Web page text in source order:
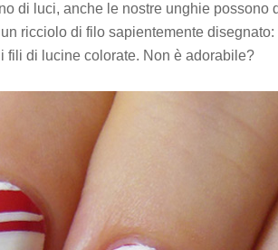
di luci, anche le nostre unghie possono
ricciolo di filo sapientemente
fili di lucine colorate. Non è adorabile?